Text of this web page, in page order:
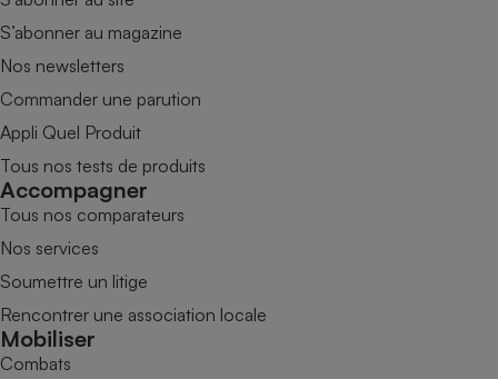
S’abonner au magazine
Nos newsletters
Commander une parution
Appli Quel Produit
Tous nos tests de produits
Accompagner
Tous nos comparateurs
Nos services
Soumettre un litige
Rencontrer une association locale
Mobiliser
Combats